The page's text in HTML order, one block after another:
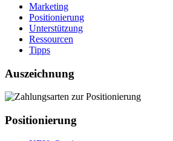
Marketing
Positionierung
Unterstützung
Ressourcen
Tipps
Auszeichnung
Positionierung